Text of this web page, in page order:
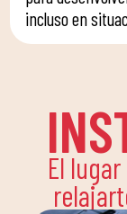
incluso en
El